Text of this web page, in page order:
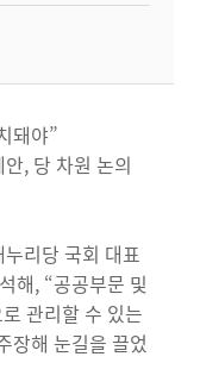
돼야”
, 당 차원 논의
리당 국회 대표
해, “공공부문 및
관리할 수 있는
장해 눈길을 끌었